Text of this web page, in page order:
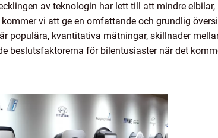
av teknologin har lett till att mindre
vi att ge en omfattande och grundlig
populära, kvantitativa mätningar, skillnader
beslutsfaktorerna för bilentusiaster när det